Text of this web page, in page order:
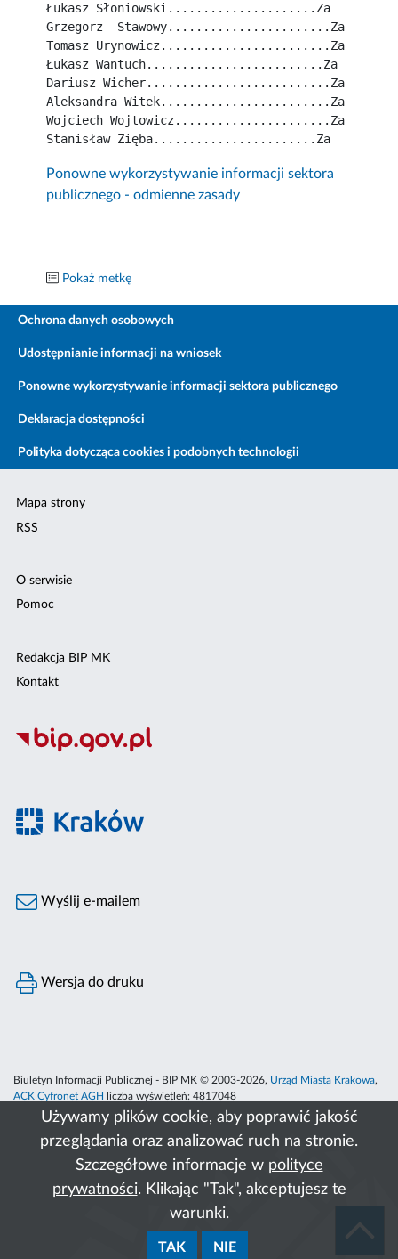
Używamy plików cookie, aby poprawić jakość
przeglądania oraz analizować ruch na stronie.
Szczegółowe informacje w polityce
prywatności. Klikając "Tak", akceptujesz te
warunki.
TAK NIE
Łukasz Słoniowski.....................Za
Grzegorz  Stawowy.......................Za
Tomasz Urynowicz........................Za
Łukasz Wantuch.........................Za
Dariusz Wicher..........................Za
Aleksandra Witek........................Za
Wojciech Wojtowicz......................Za
Stanisław Zięba.......................Za
Ponowne wykorzystywanie informacji sektora
publicznego - odmienne zasady
Pokaż metkę
Ochrona danych osobowych
Udostępnianie informacji na wniosek
Ponowne wykorzystywanie informacji sektora publicznego
Deklaracja dostępności
Polityka dotycząca cookies i podobnych technologii
Mapa strony
RSS
O serwisie
Pomoc
Redakcja BIP MK
Kontakt
Wyślij e-mailem
Wersja do druku
Biuletyn Informacji Publicznej - BIP MK © 2003-2026, Urząd Miasta Krakowa,
ACK Cyfronet AGH
liczba wyświetleń: 4817048